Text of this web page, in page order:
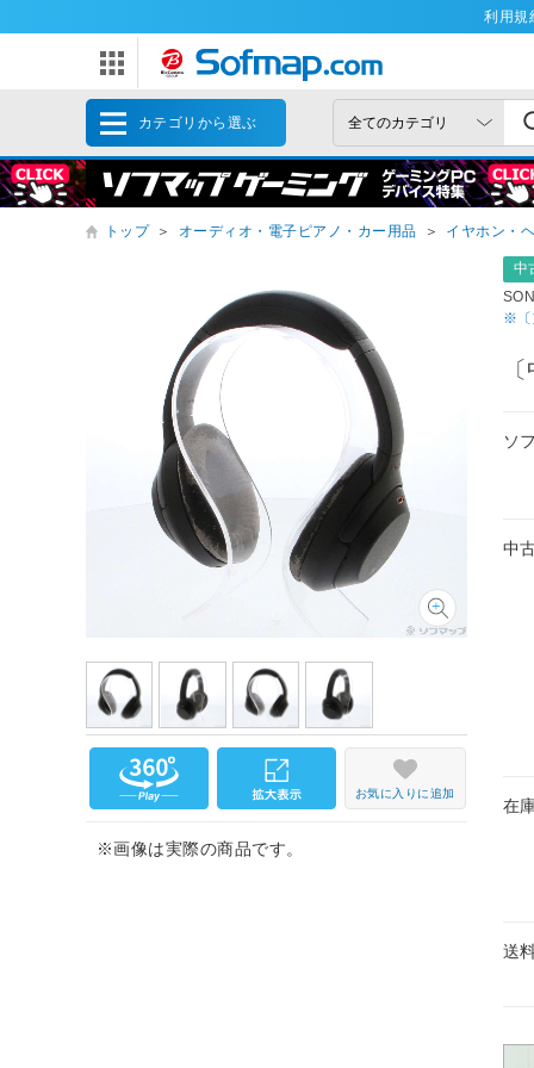
利用規
カテゴリから選ぶ
トップ ＞ オーディオ・電子ピアノ・カー用品 ＞ イヤホン・
中
※〔
ソ
中
在
送
お気に入りに追加
※画像は実際の商品です。